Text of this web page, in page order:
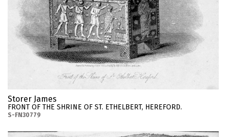
Storer James
FRONT OF THE SHRINE OF ST. ETHELBERT, HEREFORD.
S-FN30779